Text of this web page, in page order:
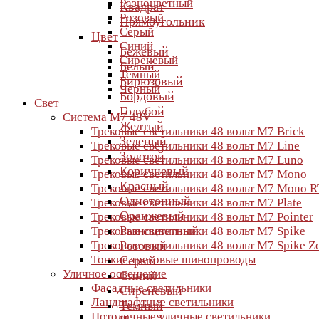
Разноцветный
Розовый
Серый
Синий
Сиреневый
Темный
Черный
Свет
Система M7 48V
Трековые светильники 48 вольт M7 Brick
Трековые светильники 48 вольт M7 Line
Трековые светильники 48 вольт M7 Luno
Трековые светильники 48 вольт M7 Mono
Трековые светильники 48 вольт M7 Mono
Трековые светильники 48 вольт M7 Plate
Трековые светильники 48 вольт M7 Pointer
Трековые светильники 48 вольт M7 Spike
Трековые светильники 48 вольт M7 Spike
Тонкие трековые шинопроводы
Уличное освещение
Фасадные светильники
Ландшафтные светильники
Квадрат
Прямоугольник
Цвет
Бежевый
Белый
Бирюзовый
Бордовый
Голубой
Желтый
Зеленый
Золотой
Коричневый
Красный
Однотонный
Оранжевый
Разноцветный
Розовый
Серый
Синий
Сиреневый
Темный